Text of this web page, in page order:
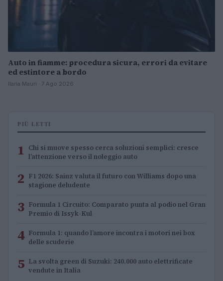
Auto in fiamme: procedura sicura, errori da evitare
ed estintore a bordo
Ilaria Mauri · 7 Ago 2026
PIÙ LETTI
1 Chi si muove spesso cerca soluzioni semplici: cresce
l’attenzione verso il noleggio auto
2 F1 2026: Sainz valuta il futuro con Williams dopo una
stagione deludente
3 Formula 1 Circuito: Comparato punta al podio nel Gran
Premio di Issyk-Kul
4 Formula 1: quando l’amore incontra i motori nei box
delle scuderie
5 La svolta green di Suzuki: 240.000 auto elettrificate
vendute in Italia